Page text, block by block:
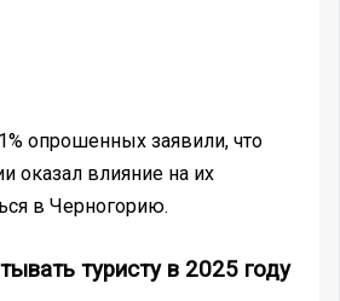
опрошенных заявили, что
оказал влияние на их
в Черногорию.
туристу в 2025 году